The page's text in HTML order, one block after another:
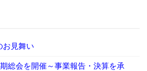
お見舞い
総会を開催～事業報告・決算を承